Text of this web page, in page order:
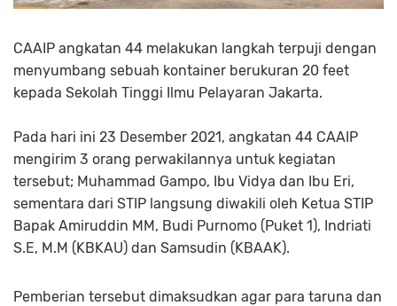
CAAIP angkatan 44 melakukan langkah terpuji dengan
menyumbang sebuah kontainer berukuran 20 feet
kepada Sekolah Tinggi Ilmu Pelayaran Jakarta.
Pada hari ini 23 Desember 2021, angkatan 44 CAAIP
mengirim 3 orang perwakilannya untuk kegiatan
tersebut; Muhammad Gampo, Ibu Vidya dan Ibu Eri,
sementara dari STIP langsung diwakili oleh Ketua STIP
Bapak Amiruddin MM, Budi Purnomo (Puket 1), Indriati
S.E, M.M (KBKAU) dan Samsudin (KBAAK).
Pemberian tersebut dimaksudkan agar para taruna dan